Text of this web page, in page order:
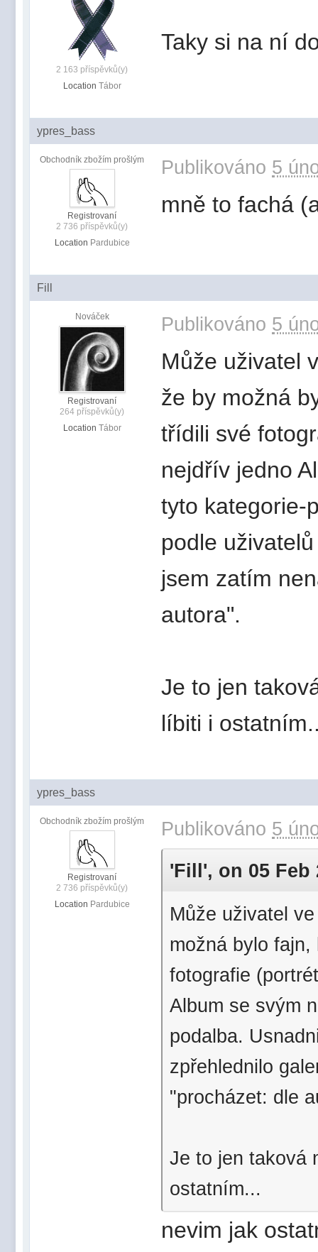
2 163 příspěvků(y)
Location Tábor
Taky si na ní
ypres_bass
Obchodník zbožím prošlým
Registrovaní
2 736 příspěvků(y)
Location Pardubice
Publikováno 5
mně to fachá
Fill
Nováček
Registrovaní
264 příspěvků(y)
Location Tábor
Publikováno 5
Může uživatel
že by možná
třídili své
nejdřív jedno
tyto kategorie-
podle
jsem zatím
autora".
Je to jen
líbiti i
ypres_bass
Obchodník zbožím prošlým
Registrovaní
2 736 příspěvků(y)
Location Pardubice
Publikováno 5
'Fill', on 05 Feb
Může uživatel
možná bylo
fotografie
Album se svým
podalba.
zpřehlednilo
"procházet: dle
Je to jen taková
ostatním...
nevim jak